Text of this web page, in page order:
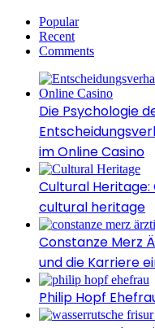
Popular
Recent
Comments
Die Psychologie
im Online Casino
Cultural
cultural heritage
Constanze Merz
und die Karriere
Philip Hopf